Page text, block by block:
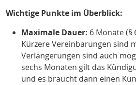
Wichtige Punkte im Überblick:
Maximale Dauer: 6 Monate (§
Kürzere Vereinbarungen sind
Verlängerungen sind auch
sechs Monaten gilt das
und es braucht dann einen